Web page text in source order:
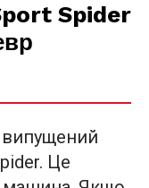
Spider
Це